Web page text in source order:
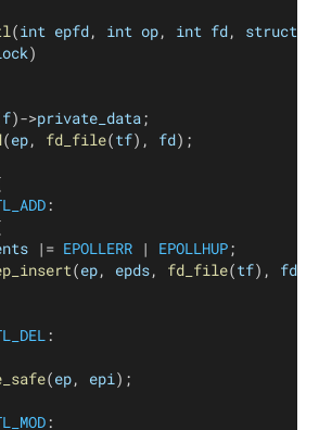
(int epfd, int op, int fd, struct
)
f)->private_data;
(ep, fd_file(tf), fd);
:
|= EPOLLERR | EPOLLHUP;
(ep, epds, fd_file(tf), fd
:
(ep, epi);
: